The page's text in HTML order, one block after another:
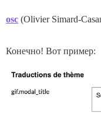
osc (Olivier Simard-
Конечно! Вот пример: